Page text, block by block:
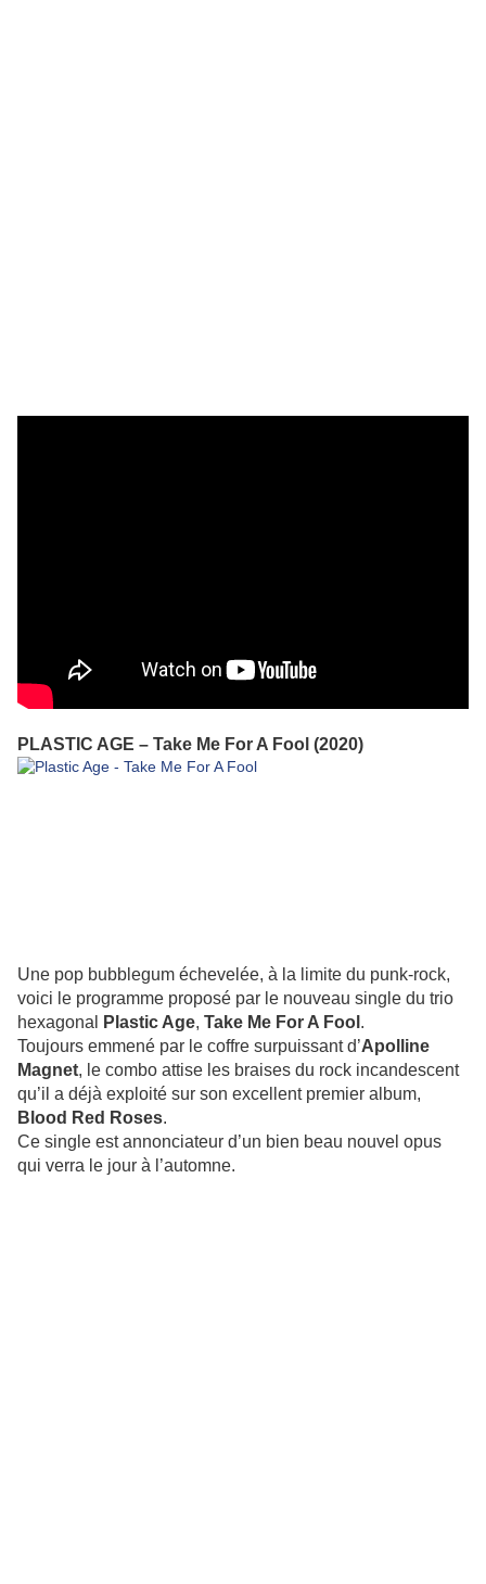
PLASTIC AGE – Take Me For A Fool (2020)
Une pop bubblegum échevelée, à la limite du punk-rock,
voici le programme proposé par le nouveau single du trio
hexagonal
Plastic Age, Take Me For A Fool .
Toujours emmené par le coffre surpuissant d’Apolline
Magnet, le combo attise les braises du rock incandescent
qu’il a déjà exploité sur son excellent premier album,
Blood Red Roses.
Ce single est annonciateur d’un bien beau nouvel opus
qui verra le jour à l’automne.